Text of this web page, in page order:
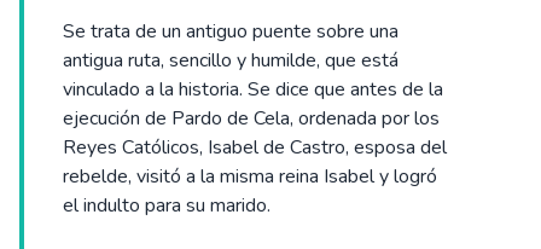
Se trata de un antiguo puente sobre una
antigua ruta, sencillo y humilde, que está
vinculado a la historia. Se dice que antes de la
ejecución de Pardo de Cela, ordenada por los
Reyes Católicos, Isabel de Castro, esposa del
rebelde, visitó a la misma reina Isabel y logró
el indulto para su marido.